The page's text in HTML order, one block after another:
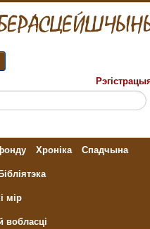
Хроніка
Спадчына
мір
вобласці